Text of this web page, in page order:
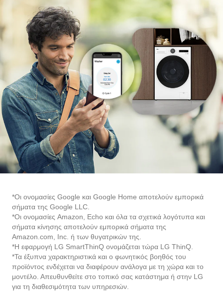
*Οι ονομασίες Google και Google Home αποτελούν εμπορικά
σήματα της Google LLC.
*Οι ονομασίες Amazon, Echo και όλα τα σχετικά λογότυπα και
σήματα κίνησης αποτελούν εμπορικά σήματα της
Amazon.com, Inc. ή των θυγατρικών της.
*Η εφαρμογή LG SmartThinQ ονομάζεται τώρα LG ThinQ.
*Τα έξυπνα χαρακτηριστικά και ο φωνητικός βοηθός του
προϊόντος ενδέχεται να διαφέρουν ανάλογα με τη χώρα και το
μοντέλο. Απευθυνθείτε στο τοπικό σας κατάστημα ή στην LG
για τη διαθεσιμότητα των υπηρεσιών.